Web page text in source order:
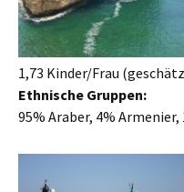
1,73 Kinder/Frau
Ethnische Gruppen:
95% Araber, 4% Armenier,